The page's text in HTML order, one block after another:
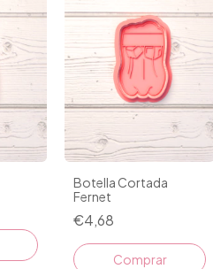
Botella Cortada
Fernet
€4,68
Comprar